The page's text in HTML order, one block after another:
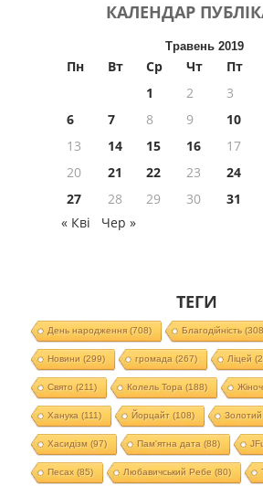
КАЛЕНДАР
Травень 2019
Пн Вт Ср Чт Пт
1
2 3
6
7 8 9 10
13
14 15 16 17
20
21 22 23 24
27
28 29 30
31
« Кві
Чер »
ТЕГИ
День народження(708) Благодійність
Новини (299) громада (267) Ліцей
Свято (211) Колель Тора (188)
Ханука (111) Йорцайт (108) Золотий
Хасидізм (97) Пам'ятна дата (88)
Песах(85) Любавичський Ребе (80)